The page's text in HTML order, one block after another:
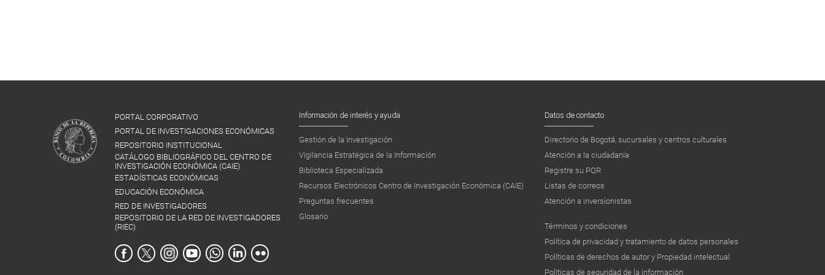
PORTAL CORPORATIVO
PORTAL DE INVESTIGACIONES ECONÓMICAS
REPOSITORIO INSTITUCIONAL
CATÁLOGO BIBLIOGRÁFICO DEL CENTRO DE
INVESTIGACIÓN ECONÓMICA (CAIE)
ESTADÍSTICAS ECONÓMICAS
EDUCACIÓN ECONÓMICA
RED DE INVESTIGADORES
REPOSITORIO DE LA RED DE INVESTIGADORES
(RIEC)
Información de interés y ayuda
Gestión de la Investigación
Vigilancia Estratégica de la Información
Biblioteca Especializada
Recursos Electrónicos Centro de Investigación Económica (CAIE)
Preguntas frecuentes
Glosario
Datos de contacto
Directorio de Bogotá, sucursales y centros culturales
Atención a la ciudadanía
Registre su PQR
Listas de correos
Atención a inversionistas
Términos y condiciones
Política de privacidad y tratamiento de datos personales
Políticas de derechos de autor y Propiedad intelectual
Políticas de seguridad de la información